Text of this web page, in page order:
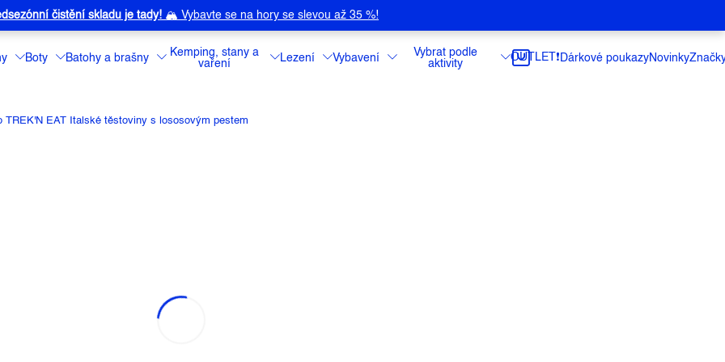
čistění skladu je tady! 🏔️ Vybavte se na hory se slevou až 35 %!
Boty Batohy a brašny
Kemping, stany a
vaření
Lezení Vybavení
Vybrat podle
aktivity
OUTLET❗️ Dárkové poukazyNovinky
TREK'N EAT Italské těstoviny s lososovým pestem